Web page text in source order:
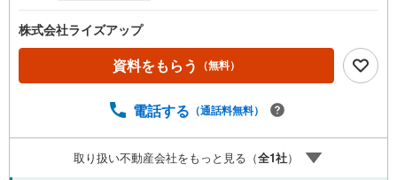
株式会社ライズアップ
資料をもらう （無料）
電話する （通話料無料）
取り扱い不動産会社をもっと見る（全1社）